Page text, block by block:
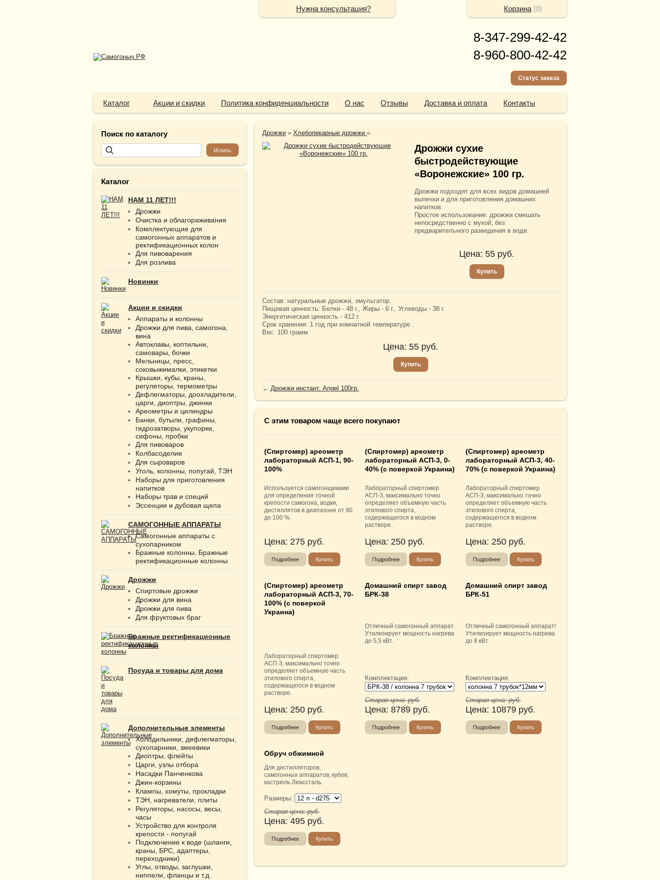
8-347-299-42-42
8-960-800-42-42
Статус заказа
Каталог Акции и скидки Политика конфиденциальности О нас Отзывы Доставка и оплата Контакты
Поиск по каталогу
Каталог
НАМ 11 ЛЕТ!!!
Дрожжи
Очистка и облагораживания
Комплектующие для
самогонных аппаратов и
ректификационных колон
Для пивоварения
Для розлива
Новинки
Акции и скидки
Аппараты и колонны
Дрожжи для пива, самогона,
вина
Автоклавы, коптильни,
самовары, бочки
Мельницы, пресс,
соковыжималки, этикетки
Крышки, кубы, краны,
регуляторы, термометры
Дефлегматоры, доохладители,
царги, диоптры, джинки
Ареометры и цилиндры
Банки, бутыли, графины,
гидрозатворы, укупорки,
сифоны, пробки
Для пивоваров
Колбасоделие
Для сыроваров
Уголь, колонны, попугай, ТЭН
Наборы для приготовления
напитков
Наборы трав и специй
Эссенции и дубовая щепа
САМОГОННЫЕ АППАРАТЫ
Самогонные аппараты с
сухопарником
Бражные колонны, Бражные
ректификационные колонны
Дрожжи
Спиртовые дрожжи
Дрожжи для вина
Дрожжи для пива
Для фруктовых браг
Бражные ректификационные
колонны
Посуда и товары для дома
Дополнительные элементы
Холодильники, дефлегматоры,
сухопарники, змеевики
Диоптры, флейты
Царги, узлы отбора
Насадки Панченкова
Джин-корзины
Клампы, хомуты, прокладки
ТЭН, нагреватели, плиты
Регуляторы, насосы, весы,
часы
Устройство для контроля
крепости - попугай
Подключение к воде (шланги,
краны, БРС, адаптеры,
переходники)
Углы, отводы, заглушки,
ниппели, фланцы и т.д.
Дрожжи » Хлебопекарные дрожжи »
Дрожжи сухие
быстродействующие
«Воронежские» 100 гр.
Дрожжи подходят для всех видов домашней
выпечки и для приготовления домашних
напитков.
Простое использование: дрожжи смешать
непосредственно с мукой, без
предварительного разведения в воде.
Цена: 55 руб.
Купить
Состав: натуральные дрожжи, эмульгатор.
Пищевая ценность: Белки - 48 г., Жиры - 6 г., Углеводы - 38 г.
Энергетическая ценность - 412 г.
Срок хранения: 1 год при комнатной температуре .
Вес: 100 грамм
Цена: 55 руб.
Купить
← Дрожжи инстант. Angel 100гр.
С этим товаром чаще всего покупают
(Спиртомер) ареометр
лабораторный АСП-1, 90-
100%
Используется самогонщиками
для определения точной
крепости самогона, водки,
дистиллятов в диапазоне от 90
до 100 %.
Цена: 275 руб.
Подробнее Купить
(Спиртомер) ареометр
лабораторный АСП-3, 0-
40% (с поверкой Украина)
Лабораторный спиртомер
АСП-3, максимально точно
определяет объемную часть
этилового спирта,
содержащегося в водном
растворе.
Цена: 250 руб.
Подробнее Купить
(Спиртомер) ареометр
лабораторный АСП-3, 40-
70% (с поверкой Украина)
Лабораторный спиртомер
АСП-3, максимально точно
определяет объемную часть
этилового спирта,
содержащегося в водном
растворе.
Цена: 250 руб.
Подробнее Купить
(Спиртомер) ареометр
лабораторный АСП-3, 70-
100% (с поверкой
Украина)
Лабораторный спиртомер
АСП-3, максимально точно
определяет объемную часть
этилового спирта,
содержащегося в водном
растворе.
Цена: 250 руб.
Подробнее Купить
Домашний спирт завод
БРК-38
Отличный самогонный аппарат.
Утилизирует мощность нагрева
до 5,5 кВт.
Комплектация:
Старая цена:руб.
Цена:8789 руб.
Подробнее Купить
Домашний спирт завод
БРК-51
Отличный самогонный аппарат!
Утилизирует мощность нагрева
до 8 кВт.
Комплектация:
Старая цена:руб.
Цена: 10879 руб.
Подробнее Купить
Обруч обжимной
Для дистилляторов,
самогонных аппаратов, кубов,
кастрюль Люкссталь.
Размеры:
Старая цена:руб.
Цена: 495 руб.
Подробнее Купить
Нужна консультация? Корзина (0)